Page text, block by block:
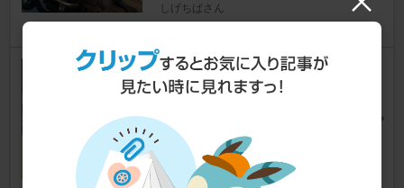
しげちばさん
PUMA スピードキャット
セブン160
1